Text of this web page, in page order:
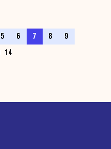
5 6 7 8
9
14